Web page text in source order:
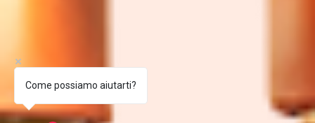
Come possiamo aiutarti?